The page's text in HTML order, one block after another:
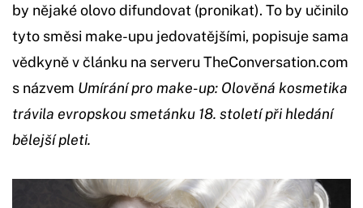
by nějaké olovo difundovat (pronikat). To by učinilo
tyto směsi make-upu jedovatějšími, popisuje sama
vědkyně v článku na serveru TheConversation.com
s názvem Umírání pro make-up: Olověná kosmetika
trávila evropskou smetánku 18. století při hledání
bělejší pleti.